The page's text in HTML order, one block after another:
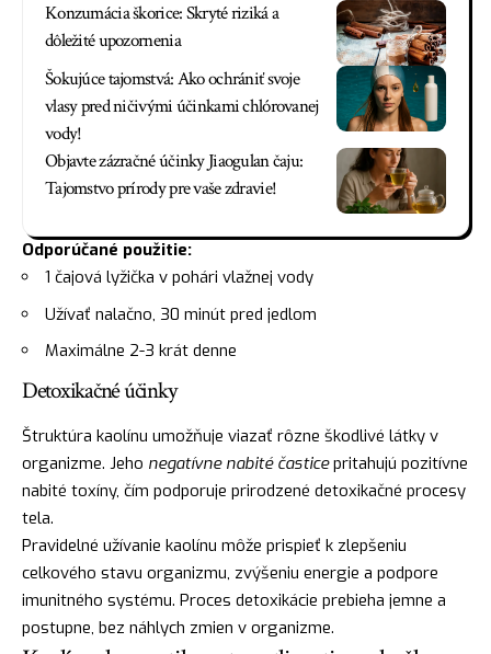
Konzumácia škorice: Skryté riziká a
dôležité upozornenia
Šokujúce tajomstvá: Ako ochrániť svoje
vlasy pred ničivými účinkami chlórovanej
vody!
Objavte zázračné účinky Jiaogulan čaju:
Tajomstvo prírody pre vaše zdravie!
Odporúčané použitie:
1 čajová lyžička v pohári vlažnej vody
Užívať nalačno, 30 minút pred jedlom
Maximálne 2-3 krát denne
Detoxikačné účinky
Štruktúra kaolínu umožňuje viazať rôzne škodlivé látky v
organizme. Jeho negatívne nabité časticepritahujú pozitívne
nabité toxíny, čím podporuje prirodzené detoxikačné procesy
tela.
Pravidelné užívanie kaolínu môže prispieť k zlepšeniu
celkového stavu organizmu, zvýšeniu energie a podpore
imunitného systému. Proces detoxikácie prebieha jemne a
postupne, bez náhlych zmien v organizme.